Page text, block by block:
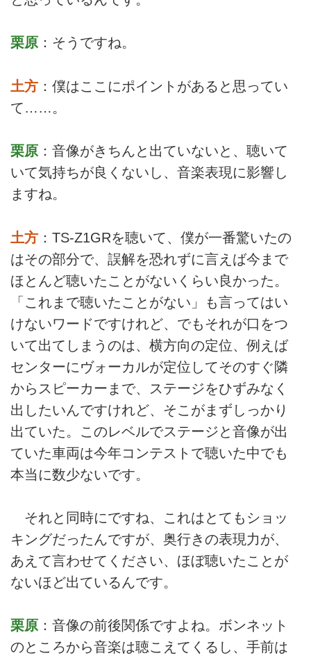
栗原 ：そうですね。
土方 ：僕はここにポイントがあると思ってい
て……。
栗原 ：音像がきちんと出ていないと、聴いて
いて気持ちが良くないし、音楽表現に影響し
ますね。
土方 ：TS-Z1GRを聴いて、僕が一番驚いたの
はその部分で、誤解を恐れずに言えば今まで
ほとんど聴いたことがないくらい良かった。
「これまで聴いたことがない」も言ってはい
けないワードですけれど、でもそれが口をつ
いて出てしまうのは、横方向の定位、例えば
センターにヴォーカルが定位してそのすぐ隣
からスピーカーまで、ステージをひずみなく
出したいんですけれど、そこがまずしっかり
出ていた。このレベルでステージと音像が出
ていた車両は今年コンテストで聴いた中でも
本当に数少ないです。
それと同時にですね、これはとてもショッ
キングだったんですが、奥行きの表現力が、
あえて言わせてください、ほぼ聴いたことが
ないほど出ているんです。
栗原 ：音像の前後関係ですよね。ボンネット
のところから音楽は聴こえてくるし、手前は